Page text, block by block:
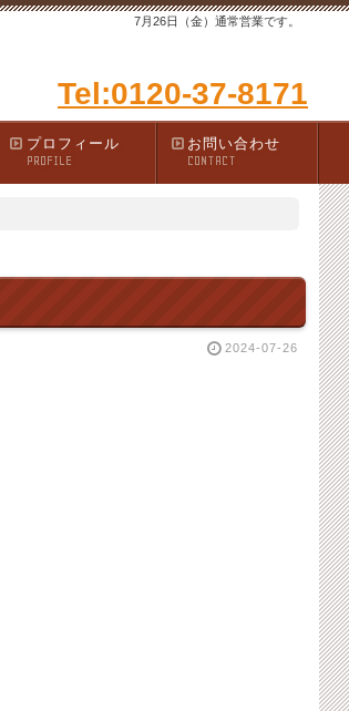
7月26日（金）通常営業です。
Tel:0120-37-8171
プロフィール
PROFILE
お問い合わせ
CONTACT
2024-07-26